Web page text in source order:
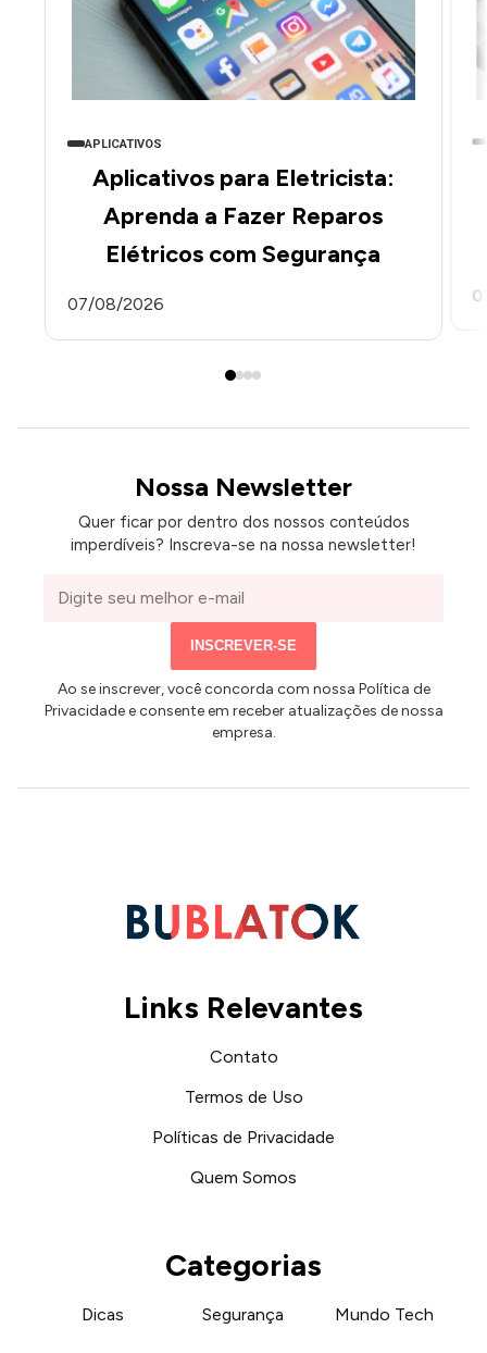
ANÚNCIOS
APLICATIVOS
Aplicativos para Eletricista:
Aprenda a Fazer Reparos
Elétricos com Segurança
07/08/2026
Nossa Newsletter
Quer ficar por dentro dos nossos conteúdos
imperdíveis? Inscreva-se na nossa newsletter!
Seu
mail
INSCREVER-SE
Ao se inscrever, você concorda com nossa Política de
Privacidade e consente em receber atualizações de nossa
empresa.
Links Relevantes
Contato
Termos de Uso
Políticas de Privacidade
Quem Somos
Categorias
Dicas Segurança Mundo Tech